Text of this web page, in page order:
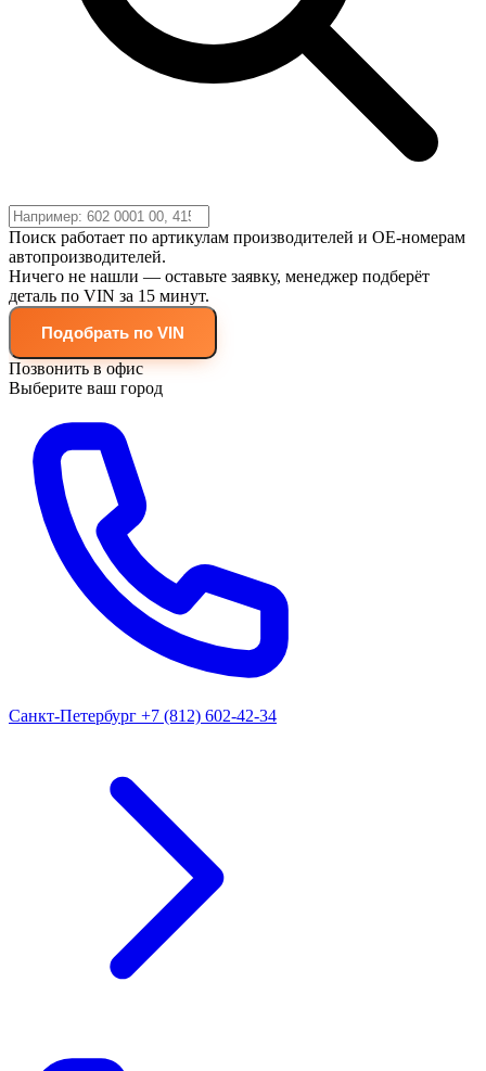
Поиск работает по артикулам производителей и OE-номерам
автопроизводителей.
Ничего не нашли — оставьте заявку, менеджер подберёт
деталь по VIN за 15 минут.
Подобрать по VIN
Позвонить в офис
Выберите ваш город
Санкт-Петербург +7 (812) 602-42-34